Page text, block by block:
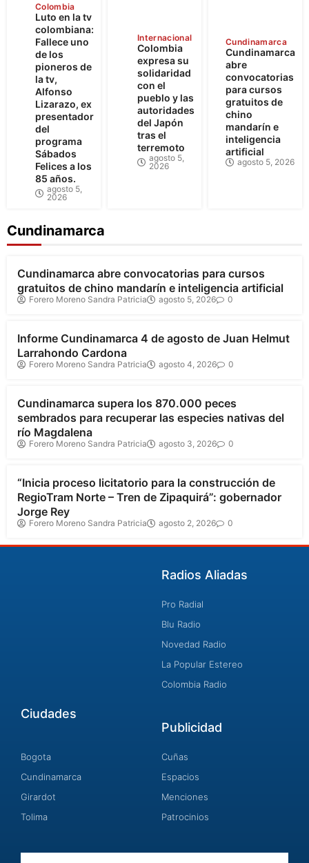
Colombia
Luto en la tv
colombiana:
Fallece uno
de los
pioneros de
la tv,
Alfonso
Lizarazo, ex
presentador
del
programa
Sábados
Felices a los
85 años.
agosto 5,
2026
Internacional
Colombia
expresa su
solidaridad
con el
pueblo y las
autoridades
del Japón
tras el
terremoto
agosto 5,
2026
Cundinamarca
Cundinamarca
abre
convocatorias
para cursos
gratuitos de
chino
mandarín e
inteligencia
artificial
agosto 5, 2026
Cundinamarca
Cundinamarca
Cundinamarca abre convocatorias para cursos
gratuitos de chino mandarín e inteligencia artificial
Forero Moreno Sandra Patricia agosto 5, 2026 0
Cundinamarca
Informe Cundinamarca 4 de agosto de Juan Helmut
Larrahondo Cardona
Forero Moreno Sandra Patricia agosto 4, 2026 0
Cundinamarca
Cundinamarca supera los 870.000 peces
sembrados para recuperar las especies nativas del
río Magdalena
Forero Moreno Sandra Patricia agosto 3, 2026 0
Cundinamarca
“Inicia proceso licitatorio para la construcción de
RegioTram Norte – Tren de Zipaquirá”: gobernador
Jorge Rey
Forero Moreno Sandra Patricia agosto 2, 2026 0
Radios Aliadas
Pro Radial
Blu Radio
Novedad Radio
La Popular Estereo
Colombia Radio
Ciudades
Bogota
Cundinamarca
Girardot
Tolima
Publicidad
Cuñas
Espacios
Menciones
Patrocinios